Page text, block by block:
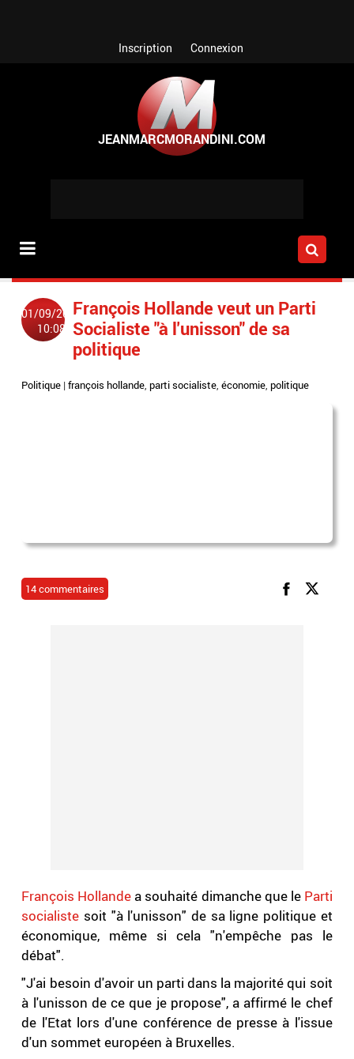
Inscription Connexion
01/09/2014
10:08
François Hollande veut un Parti
Socialiste "à l'unisson" de sa
politique
Politique |françois hollande,parti socialiste,économie,politique
14 commentaires
François Hollande a souhaité dimanche que le Parti
socialiste soit "à l'unisson" de sa ligne politique et
économique, même si cela "n'empêche pas le
débat".
"J'ai besoin d'avoir un parti dans la majorité qui soit
à l'unisson de ce que je propose", a affirmé le chef
de l'Etat lors d'une conférence de presse à l'issue
d'un sommet européen à Bruxelles.